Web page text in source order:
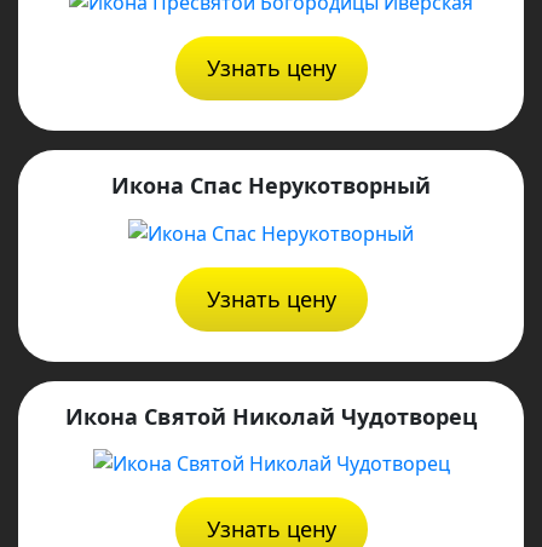
Узнать цену
Икона Спас Нерукотворный
Узнать цену
Икона Святой Николай Чудотворец
Узнать цену